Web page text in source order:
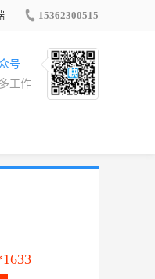
15362300515
号
工作